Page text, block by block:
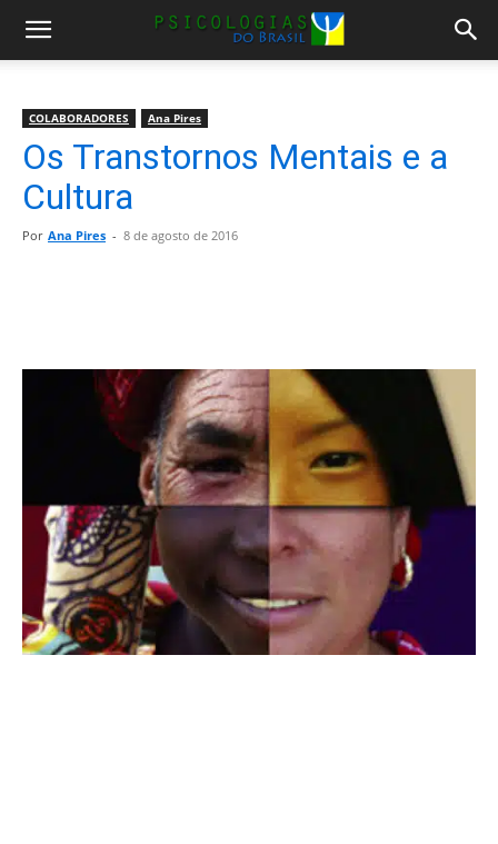
COLABORADORES Ana Pires
Os Transtornos Mentais e a
Cultura
Por Ana Pires - 8 de agosto de 2016